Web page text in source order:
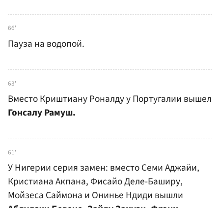
66'
Пауза на водопой.
63'
Вместо Криштиану Роналду у Португалии вышел
Гонсалу Рамуш.
61'
У Нигерии серия замен: вместо Семи Аджайи,
Кристиана Акпана, Фисайо Деле-Баширу,
Мойзеса Саймона и Онинье Ндиди вышли